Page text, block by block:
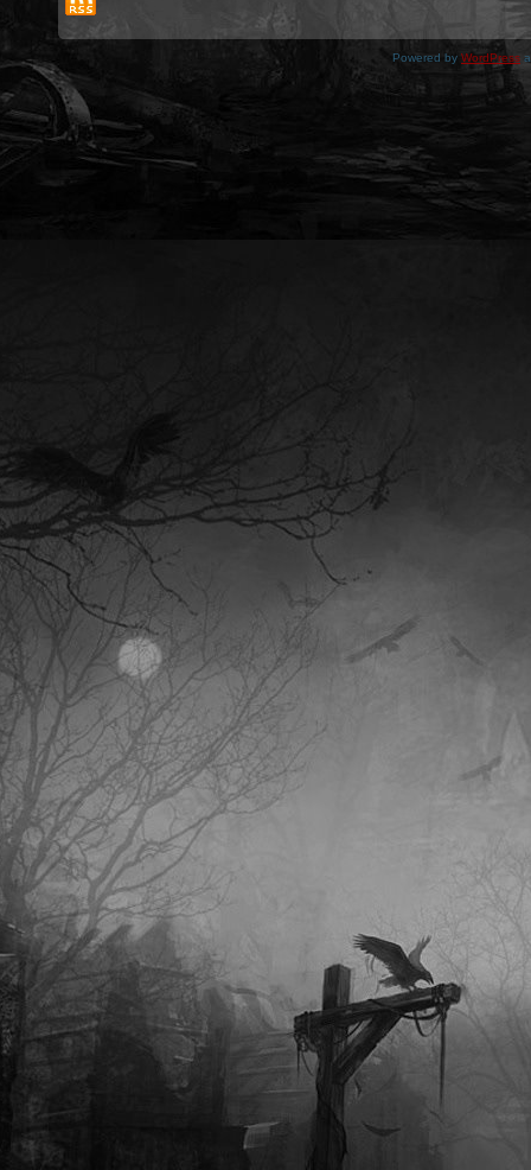
Powered by WordPress